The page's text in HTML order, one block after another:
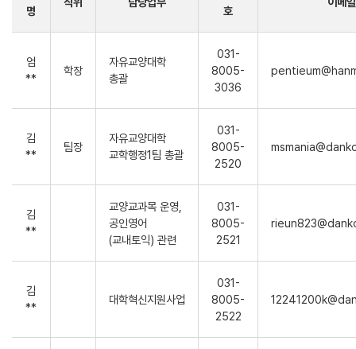
명
호
엄
**
학장
자유교양대학
총괄
031-
8005-
3036
김
**
팀장
자유교양대학
교학행정1팀 총괄
031-
8005-
2520
김
**
교양교과목 운영,
공인영어
(교내토익) 관련
031-
8005-
2521
김
**
대학혁신지원사업
031-
8005-
2522